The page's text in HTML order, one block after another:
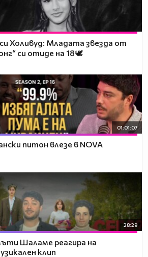
Холивуд: Младата звезда от
си отиде на 18🕊️
01:01:07
питон влезе в NOVA
28:29
Шаламе реагира на
клип